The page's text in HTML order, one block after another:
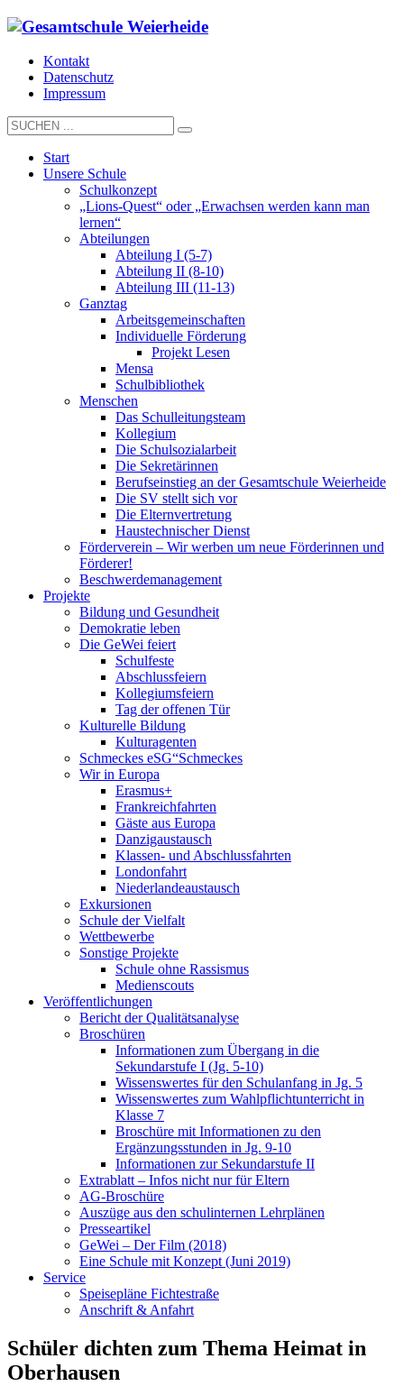
Kontakt
Datenschutz
Impressum
Start
Unsere Schule
Schulkonzept
„Lions-Quest“ oder „Erwachsen werden kann man
lernen“
Abteilungen
Abteilung I (5-7)
Abteilung II (8-10)
Abteilung III (11-13)
Ganztag
Arbeitsgemeinschaften
Individuelle Förderung
Projekt Lesen
Mensa
Schulbibliothek
Menschen
Das Schulleitungsteam
Kollegium
Die Schulsozialarbeit
Die Sekretärinnen
Berufseinstieg an der Gesamtschule Weierheide
Die SV stellt sich vor
Die Elternvertretung
Haustechnischer Dienst
Förderverein – Wir werben um neue Förderinnen und
Förderer!
Beschwerdemanagement
Projekte
Bildung und Gesundheit
Demokratie leben
Die GeWei feiert
Schulfeste
Abschlussfeiern
Kollegiumsfeiern
Tag der offenen Tür
Kulturelle Bildung
Kulturagenten
Schmeckes eSG“Schmeckes
Wir in Europa
Erasmus+
Frankreichfahrten
Gäste aus Europa
Danzigaustausch
Klassen- und Abschlussfahrten
Londonfahrt
Niederlandeaustausch
Exkursionen
Schule der Vielfalt
Wettbewerbe
Sonstige Projekte
Schule ohne Rassismus
Medienscouts
Veröffentlichungen
Bericht der Qualitätsanalyse
Broschüren
Informationen zum Übergang in die
Sekundarstufe I (Jg. 5-10)
Wissenswertes für den Schulanfang in Jg. 5
Wissenswertes zum Wahlpflichtunterricht in
Klasse 7
Broschüre mit Informationen zu den
Ergänzungsstunden in Jg. 9-10
Informationen zur Sekundarstufe II
Extrablatt – Infos nicht nur für Eltern
AG-Broschüre
Auszüge aus den schulinternen Lehrplänen
Presseartikel
GeWei – Der Film (2018)
Eine Schule mit Konzept (Juni 2019)
Service
Speisepläne Fichtestraße
Anschrift & Anfahrt
Schüler dichten zum Thema Heimat in
Oberhausen